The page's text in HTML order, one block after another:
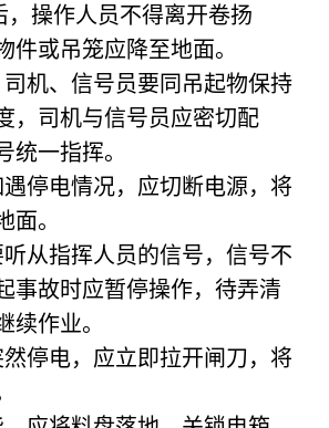
，操作人员不得离开卷扬
件或吊笼应降至地面。
机、信号员要同吊起物保持
，司机与信号员应密切配
统一指挥。
停电情况，应切断电源，将
面。
从指挥人员的信号，信号不
事故时应暂停操作，待弄清
续作业。
停电，应立即拉开闸刀，将